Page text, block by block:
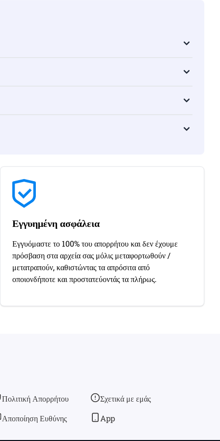
Εγγυημένη ασφάλεια
Εγγυόμαστε το 100% του απορρήτου και δεν έχουμε
πρόσβαση στα αρχεία σας μόλις μεταφορτωθούν /
μετατραπούν, καθιστώντας τα απρόσιτα από
οποιονδήποτε και προστατεύοντάς τα πλήρως.
Πολιτική Απορρήτου
Αποποίηση Ευθύνης
Σχετικά με εμάς
App